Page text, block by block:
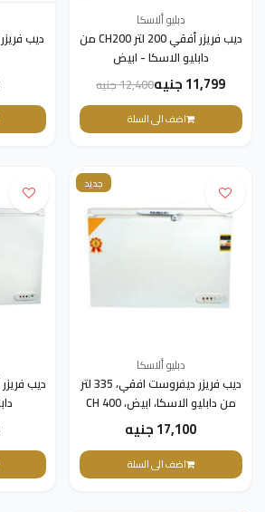
دبليو ألاسكا
ديب فريزر أفقي 200 لتر CH200 من
دابليو الاسكا - ابيض
11,799 جنيه 12,400 جنيه
اضف الى السلة
جديد
دبليو ألاسكا
ديب فريزر ديفروست افقي، 335 لتر
من دابليو الاسكا، ابيض، CH 400
17,100 جنيه
اضف الى السلة